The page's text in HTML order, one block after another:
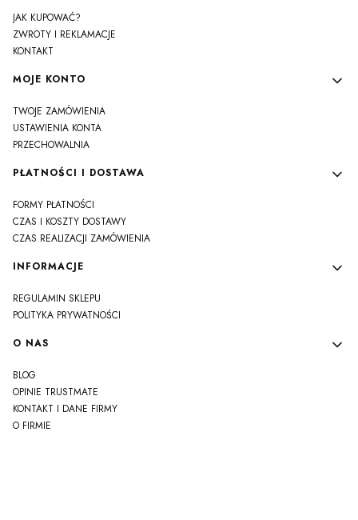
JAK KUPOWAĆ?
ZWROTY I REKLAMACJE
KONTAKT
MOJE KONTO
TWOJE ZAMÓWIENIA
USTAWIENIA KONTA
PRZECHOWALNIA
PŁATNOŚCI I DOSTAWA
FORMY PŁATNOŚCI
CZAS I KOSZTY DOSTAWY
CZAS REALIZACJI ZAMÓWIENIA
INFORMACJE
REGULAMIN SKLEPU
POLITYKA PRYWATNOŚCI
O NAS
BLOG
OPINIE TRUSTMATE
KONTAKT I DANE FIRMY
O FIRMIE